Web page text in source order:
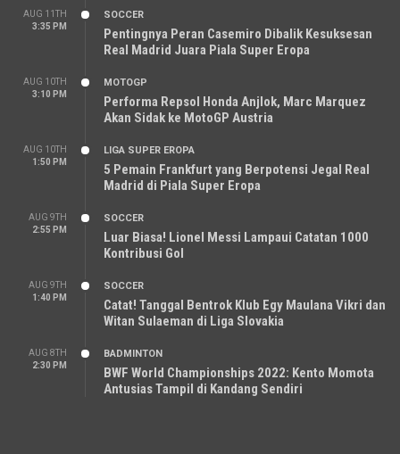
AUG 11TH
3:35 PM
SOCCER
Pentingnya Peran Casemiro Dibalik Kesuksesan
Real Madrid Juara Piala Super Eropa
AUG 10TH
3:10 PM
MOTOGP
Performa Repsol Honda Anjlok, Marc Marquez
Akan Sidak ke MotoGP Austria
AUG 10TH
1:50 PM
LIGA SUPER EROPA
5 Pemain Frankfurt yang Berpotensi Jegal Real
Madrid di Piala Super Eropa
AUG 9TH
2:55 PM
SOCCER
Luar Biasa! Lionel Messi Lampaui Catatan 1000
Kontribusi Gol
AUG 9TH
1:40 PM
SOCCER
Catat! Tanggal Bentrok Klub Egy Maulana Vikri dan
Witan Sulaeman di Liga Slovakia
AUG 8TH
2:30 PM
BADMINTON
BWF World Championships 2022: Kento Momota
Antusias Tampil di Kandang Sendiri